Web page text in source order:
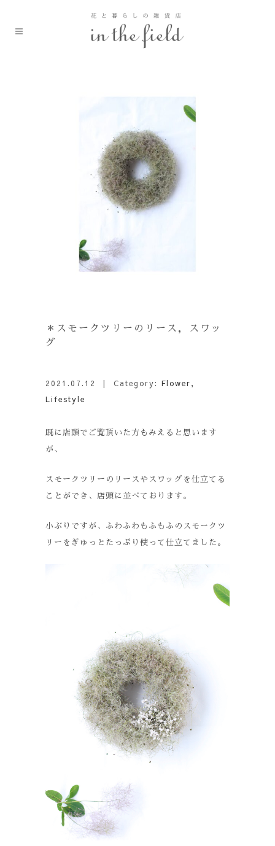
＊スモークツリーのリース，スワッ
グ
2021.07.12 | Category: Flower,
Lifestyle
既に店頭でご覧頂いた方もみえると思います
が、
スモークツリーのリースやスワッグを仕立てる
ことができ、店頭に並べております。
小ぶりですが、ふわふわもふもふのスモークツ
リーをぎゅっとたっぷり使って仕立てました。